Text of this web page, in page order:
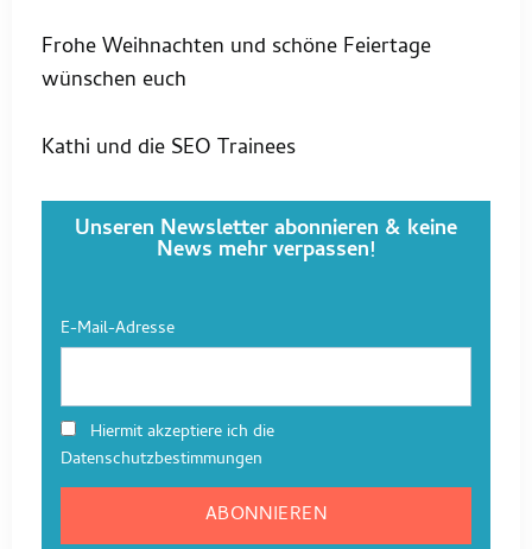
Frohe Weihnachten und schöne Feiertage
wünschen euch
Kathi und die SEO Trainees
Unseren Newsletter abonnieren & keine
News mehr verpassen!
E-Mail-Adresse
Hiermit akzeptiere ich die
Datenschutzbestimmungen